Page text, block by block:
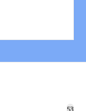
53